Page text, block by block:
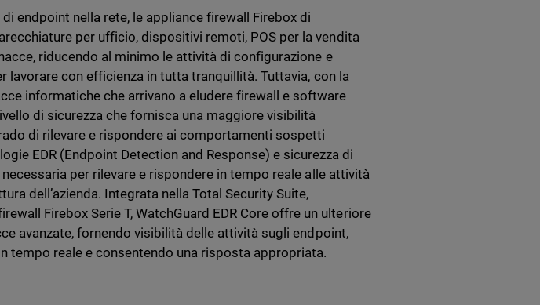
endpoint nella rete, le appliance firewall Firebox di
per ufficio, dispositivi remoti, POS per la vendita
riducendo al minimo le attività di configurazione e
lavorare con efficienza in tutta tranquillità. Tuttavia, con la
informatiche che arrivano a eludere firewall e software
di sicurezza che fornisca una maggiore visibilità
di rilevare e rispondere ai comportamenti sospetti
EDR (Endpoint Detection and Response) e sicurezza di
per rilevare e rispondere in tempo reale alle attività
dell’azienda. Integrata nella Total Security Suite,
Firebox Serie T, WatchGuard EDR Core offre un ulteriore
avanzate, fornendo visibilità delle attività sugli endpoint,
tempo reale e consentendo una risposta appropriata.